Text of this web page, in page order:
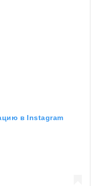
в Instagram